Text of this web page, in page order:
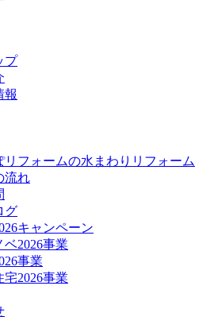
プ
報
リフォームの水まわりリフォーム
流れ
グ
キャンペーン
2026事業
事業
2026事業